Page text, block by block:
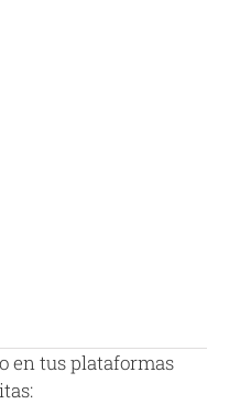
en tus plataformas